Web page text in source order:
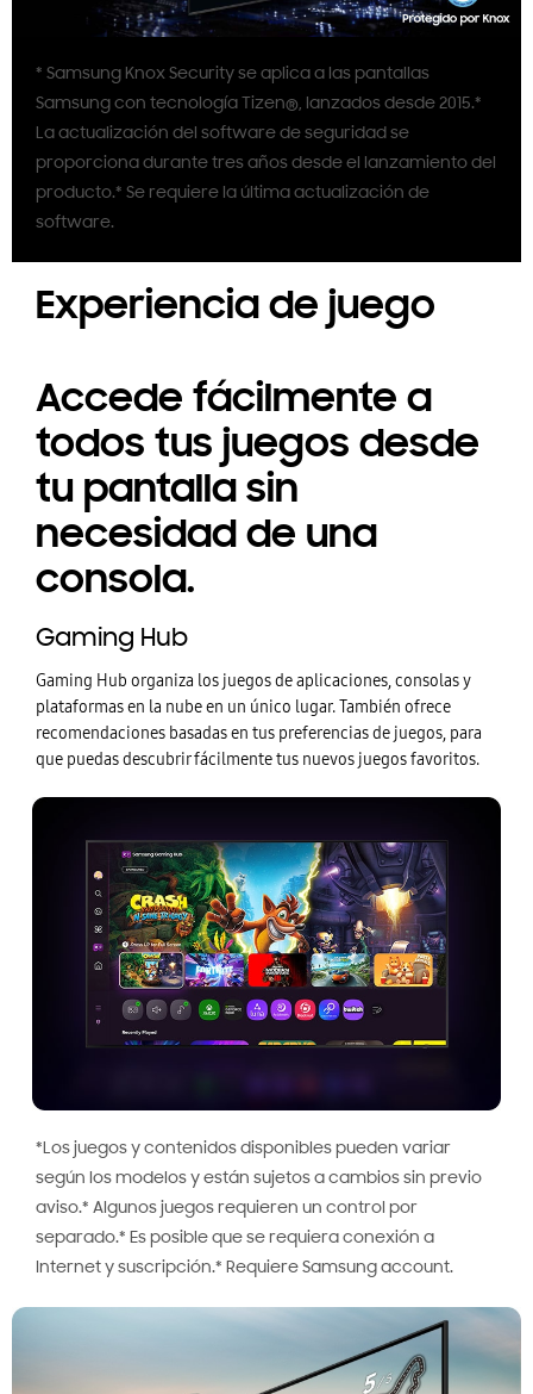
* Samsung Knox Security se aplica a las pantallas
Samsung con tecnología Tizen®, lanzados desde 2015.*
La actualización del software de seguridad se
proporciona durante tres años desde el lanzamiento del
producto.* Se requiere la última actualización de
software.
Experiencia de juego
Accede fácilmente a
todos tus juegos desde
tu pantalla sin
necesidad de una
consola.
Gaming Hub
Gaming Hub organiza los juegos de aplicaciones, consolas y
plataformas en la nube en un único lugar. También ofrece
recomendaciones basadas en tus preferencias de juegos, para
que puedas descubrir fácilmente tus nuevos juegos favoritos.
*Los juegos y contenidos disponibles pueden variar
según los modelos y están sujetos a cambios sin previo
aviso.* Algunos juegos requieren un control por
separado.* Es posible que se requiera conexión a
Internet y suscripción.* Requiere Samsung account.